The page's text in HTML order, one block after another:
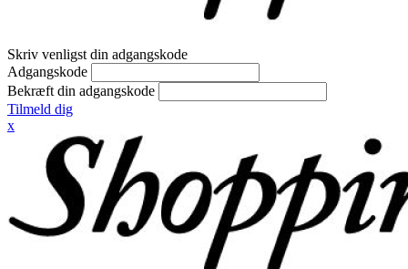
Skriv venligst din adgangskode
Adgangskode
Bekræft din adgangskode
Tilmeld dig
x